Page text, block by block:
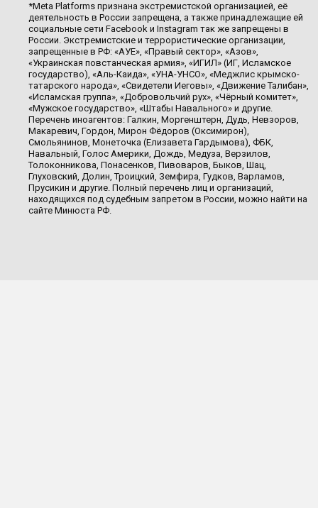
*Meta Platforms признана экстремистской организацией, её
деятельность в России запрещена, а также принадлежащие ей
социальные сети Facebook и Instagram так же запрещены в
России. Экстремистские и террористические организации,
запрещенные в РФ: «АУЕ», «Правый сектор», «Азов»,
«Украинская повстанческая армия», «ИГИЛ» (ИГ, Исламское
государство), «Аль-Каида», «УНА-УНСО», «Меджлис крымско-
татарского народа», «Свидетели Иеговы», «Движение Талибан»,
«Исламская группа», «Добровольчий рух», «Чёрный комитет»,
«Мужское государство», «Штабы Навального» и другие.
Перечень иноагентов: Галкин, Моргенштерн, Дудь, Невзоров,
Макаревич, Гордон, Мирон Фёдоров (Оксимирон),
Смольянинов, Монеточка (Елизавета Гардымова), ФБК,
Навальный, Голос Америки, Дождь, Медуза, Верзилов,
Толоконникова, Понасенков, Пивоваров, Быков, Шац,
Глуховский, Долин, Троицкий, Земфира, Гудков, Варламов,
Прусикин и другие. Полный перечень лиц и организаций,
находящихся под судебным запретом в России, можно найти на
сайте Минюста РФ.